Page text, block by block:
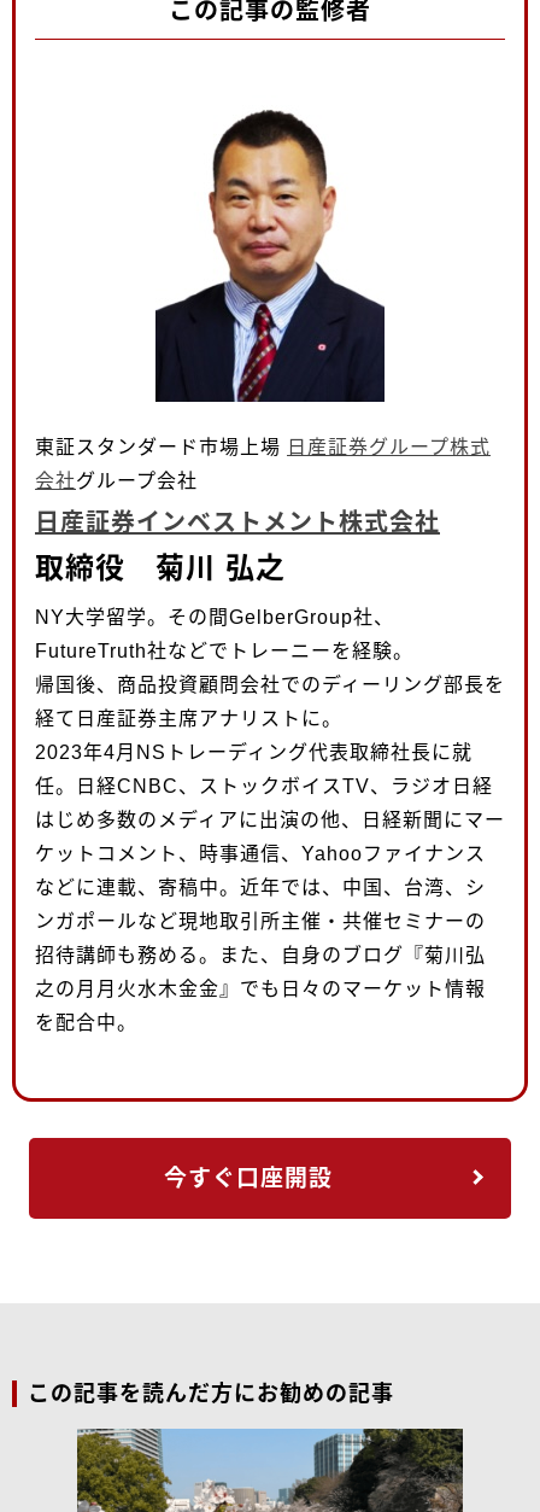
この記事の監修者
東証スタンダード市場上場 日産証券グループ株式
会社グループ会社
日産証券インベストメント株式会社
取締役 菊川 弘之
NY大学留学。その間GelberGroup社、
FutureTruth社などでトレーニーを経験。
帰国後、商品投資顧問会社でのディーリング部長を
経て日産証券主席アナリストに。
2023年4月NSトレーディング代表取締社長に就
任。日経CNBC、ストックボイスTV、ラジオ日経
はじめ多数のメディアに出演の他、日経新聞にマー
ケットコメント、時事通信、Yahooファイナンス
などに連載、寄稿中。近年では、中国、台湾、シ
ンガポールなど現地取引所主催・共催セミナーの
招待講師も務める。また、自身のブログ『菊川弘
之の月月火水木金金』でも日々のマーケット情報
を配合中。
今すぐ口座開設
この記事を読んだ方にお勧めの記事